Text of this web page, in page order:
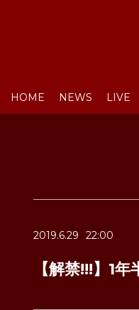
HOME NEWS LIVE
2019.6.29 22:00
【解禁!!!】1